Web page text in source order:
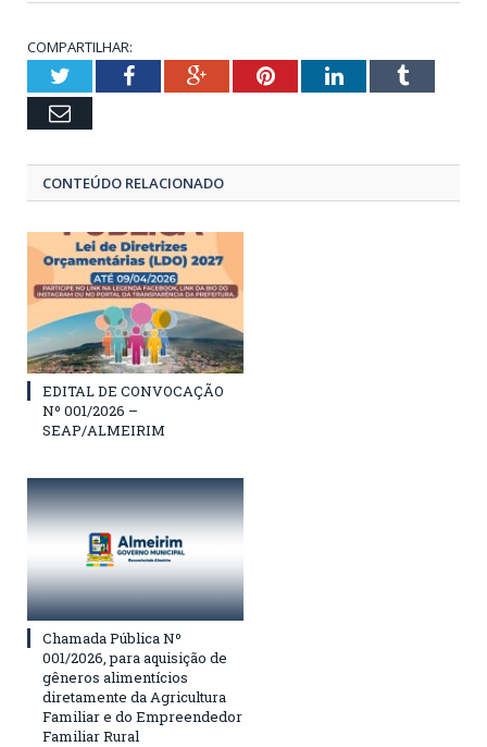
COMPARTILHAR:
TwitterFacebookGoogle+PinterestLinkedInTumblr
Email
CONTEÚDO RELACIONADO
EDITAL DE CONVOCAÇÃO
Nº 001/2026 –
SEAP/ALMEIRIM
Chamada Pública Nº
001/2026, para aquisição de
gêneros alimentícios
diretamente da Agricultura
Familiar e do Empreendedor
Familiar Rural